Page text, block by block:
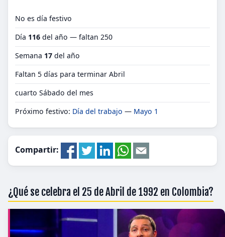
No es día festivo
Día 116 del año — faltan 250
Semana 17 del año
Faltan 5 días para terminar Abril
cuarto Sábado del mes
Próximo festivo: Día del trabajo — Mayo 1
Compartir:
¿Qué se celebra el 25 de Abril de 1992 en Colombia?